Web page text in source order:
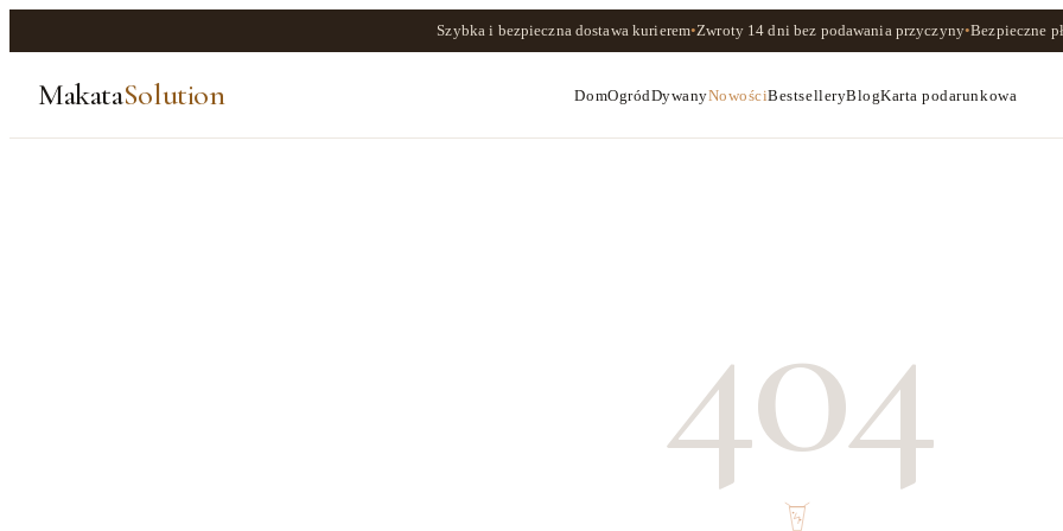
Szybka i bezpieczna dostawa kurierem•Zwroty 14 dnibez podawania przyczyny•Bezpieczne
MakataSolution DomOgródDywanyNowościBestselleryBlogKarta podarunkowa
404